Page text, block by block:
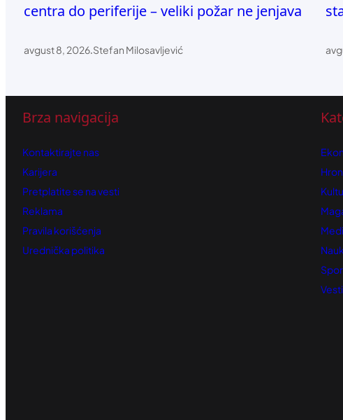
centra do periferije – veliki požar ne jenjava
avgust 8, 2026.Stefan Milosavljević
Brza navigacija
Kontaktirajte nas
Karijera
Pretplatite se na vesti
Reklama
Pravila korišćenja
Urednička politika
Vesti